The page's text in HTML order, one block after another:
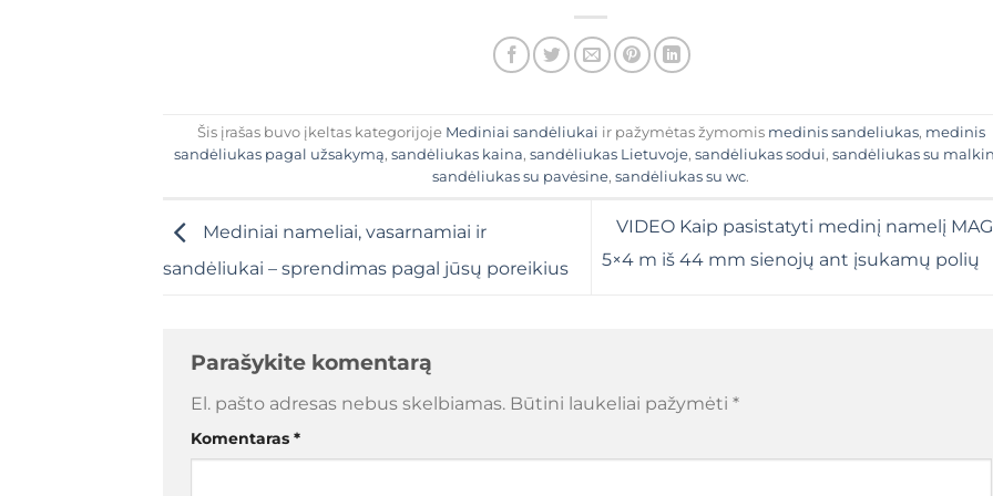
Šis įrašas buvo įkeltas kategorijoje Mediniai sandėliukai ir pažymėtas žymomis medinis sandeliukas, medinis
sandėliukas pagal užsakymą,sandėliukas kaina,sandėliukas Lietuvoje,sandėliukas sodui,sandėliukas su
sandėliukas su pavėsine,sandėliukas su wc.
Mediniai nameliai, vasarnamiai ir
sandėliukai – sprendimas pagal jūsų poreikius
VIDEO Kaip pasistatyti medinį namelį
5×4 m iš 44 mm sienojų ant įsukamų polių
Parašykite komentarą
El. pašto adresas nebus skelbiamas. Būtini laukeliai pažymėti *
Komentaras *